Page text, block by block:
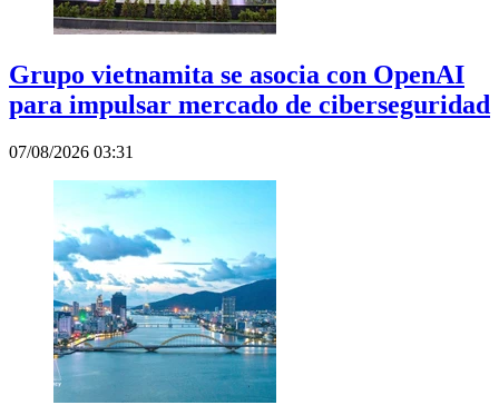
Grupo vietnamita se asocia con OpenAI
para impulsar mercado de ciberseguridad
07/08/2026 03:31